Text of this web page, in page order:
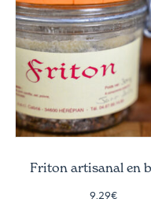
Friton artisanal en
9.29€